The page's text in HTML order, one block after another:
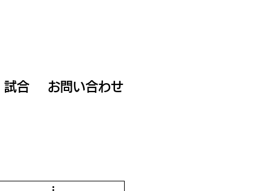
試合 お問い合わせ